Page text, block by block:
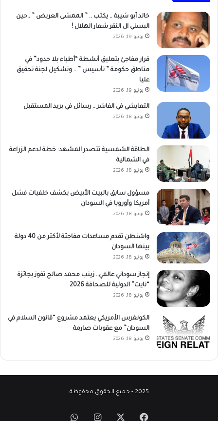
خالد أبو شيبة .. يكتب .. ” الممشى العريض ” ..حين
البسني ال النقر شعار الهلال !
يونيو 19, 2026
قرار مفاجئ بتعليق أنشطة “أطباء بلا حدود” في
مناطق حكومة ” تأسيس ” .. وتشكيل لجنة تحقيق
عليا
يونيو 19, 2026
التعايشي في الفاشر .. رسائل في بريد المستقبل
يونيو 18, 2026
الطاقة الشمسية تتصدر المشهد: خطة لدعم الزراعة
في الشمالية
يونيو 18, 2026
مسؤول سابق بالبيت الأبيض يكشف خلفيات فشل
أمريكا وأوروبا في السودان
يونيو 18, 2026
واشنطن تقدم مساعدات مفاجئة لأكثر من 40 دولة
بينها السودان
يونيو 18, 2026
إنجاز سوداني عالمي.. زينب محمد صالح تفوز بجائزة
“نايت” الدولية للصحافة 2026
يونيو 18, 2026
الكونغرس الأمريكي يعتمد مشروع “قانون السلام في
السودان” مع عقوبات صارمة
يونيو 18, 2026
2025 - جميع الحقوق محفوظة
فيسبوك انستقرامواتساب